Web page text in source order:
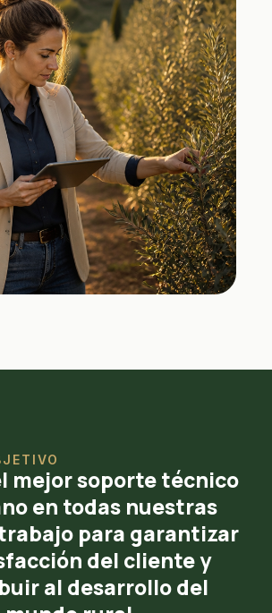
mejor soporte técnico
en todas nuestras
para garantizar
del cliente y
al desarrollo del